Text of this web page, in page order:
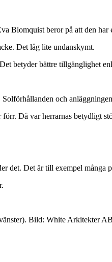
Blomquist beror på att den har
Det låg lite undanskymt.
betyder bättre tillgänglighet
och
Då var herrarnas betydligt
det. Det är till exempel
Bild: White Arkitekter AB